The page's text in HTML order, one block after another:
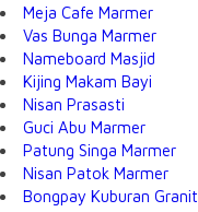
Meja Cafe Marmer
Vas Bunga Marmer
Nameboard Masjid
Kijing Makam Bayi
Nisan Prasasti
Guci Abu Marmer
Patung Singa Marmer
Nisan Patok Marmer
Bongpay Kuburan Granit